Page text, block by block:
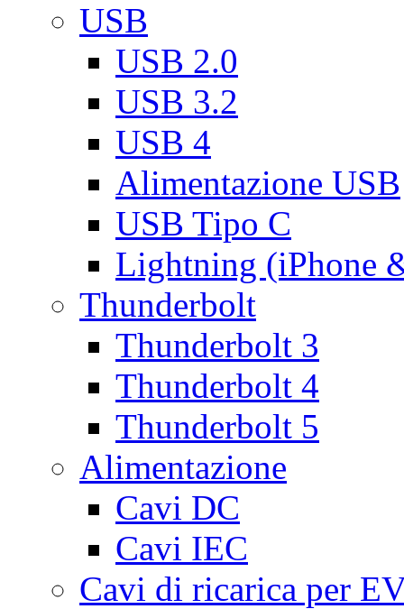
USB
USB 2.0
USB 3.2
USB 4
Alimentazione USB
USB Tipo C
Lightning (iPhone
Thunderbolt
Thunderbolt 3
Thunderbolt 4
Thunderbolt 5
Alimentazione
Cavi DC
Cavi IEC
Cavi di ricarica per